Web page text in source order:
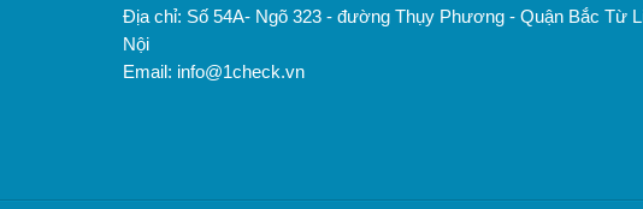
Địa chỉ: Số 54A- Ngõ 323 - đường Thụy Phương - Quận Bắc Từ
Nội
Email: info@1check.vn